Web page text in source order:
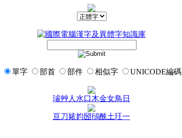
單字 部首 部件 相似字 UNICODE編碼
璿艸 人 水口木金女鳥 日
亘刀㛄㚬圀鴴酰土玨一